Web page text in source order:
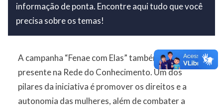
informação de ponta. Encontre aqui tudo que você
precisa sobre os temas!
A campanha “Fenae com Elas” também está
presente na Rede do Conhecimento. Um dos
pilares da iniciativa é promover os direitos e a
autonomia das mulheres, além de combater a